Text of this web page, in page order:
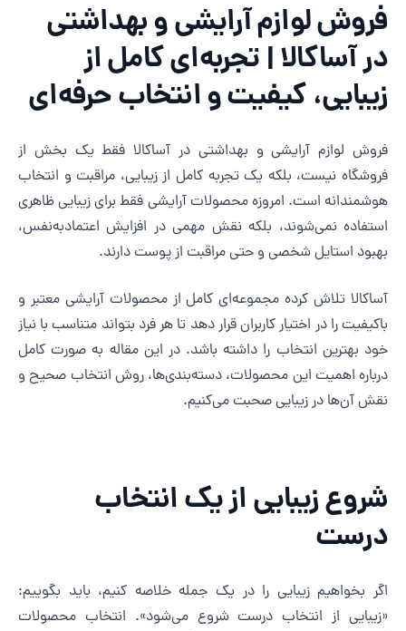
لوازم آرایشی و بهداشتی
آساکالا | تجربه‌ای کامل از
کیفیت و انتخاب حرفه‌ای
لوازم آرایشی و بهداشتی در آساکالا فقط یک بخش از
نیست، بلکه یک تجربه کامل از زیبایی، مراقبت و انتخاب
است. امروزه محصولات آرایشی فقط برای زیبایی ظاهری
نمی‌شوند، بلکه نقش مهمی در افزایش اعتمادبه‌نفس،
استایل شخصی و حتی مراقبت از پوست دارند.
تلاش کرده مجموعه‌ای کامل از محصولات آرایشی معتبر و
را در اختیار کاربران قرار دهد تا هر فرد بتواند متناسب با نیاز
بهترین انتخاب را داشته باشد. در این مقاله به صورت کامل
اهمیت این محصولات، دسته‌بندی‌ها، روش انتخاب صحیح و
آن‌ها در زیبایی صحبت می‌کنیم.
زیبایی از یک انتخاب
بخواهیم زیبایی را در یک جمله خلاصه کنیم، باید بگوییم:
از انتخاب درست شروع می‌شود». انتخاب محصولات